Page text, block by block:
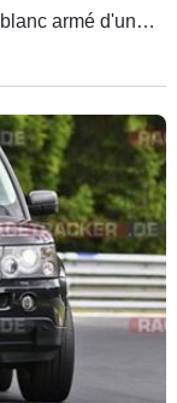
armé d'un
y passent.